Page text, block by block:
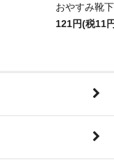
おやすみ靴下
121円(税11